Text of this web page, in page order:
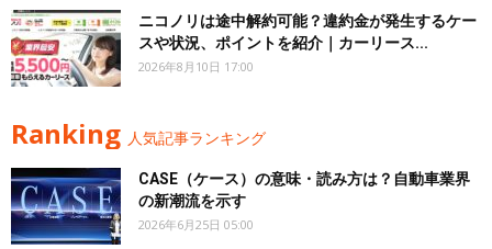
ニコノリは途中解約可能？違約金が発生するケー
スや状況、ポイントを紹介｜カーリース...
2026年8月10日 17:00
Ranking 人気記事ランキング
CASE（ケース）の意味・読み方は？自動車業界
の新潮流を示す
2026年6月25日 05:00